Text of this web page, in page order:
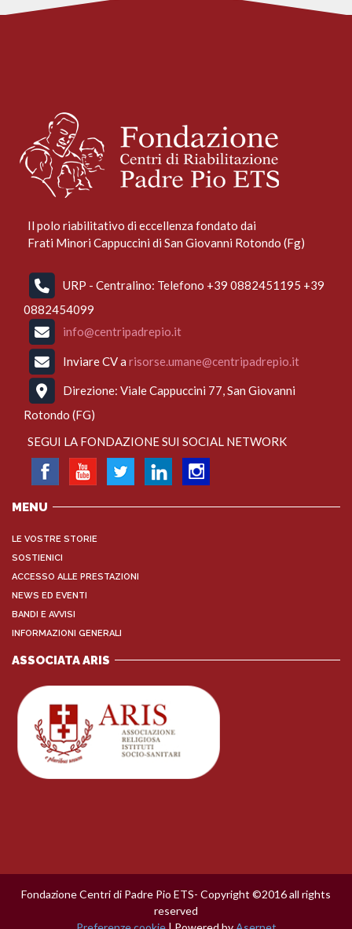
Il polo riabilitativo di eccellenza fondato dai
Frati Minori Cappuccini di San Giovanni Rotondo (Fg)
URP - Centralino: Telefono +39 0882451195 +39
0882454099
info@centripadrepio.it
Inviare CV a risorse.umane@centripadrepio.it
Direzione: Viale Cappuccini 77, San Giovanni
Rotondo (FG)
SEGUI LA FONDAZIONE SUI SOCIAL NETWORK
MENU
LE VOSTRE STORIE
SOSTIENICI
ACCESSO ALLE PRESTAZIONI
NEWS ED EVENTI
BANDI E AVVISI
INFORMAZIONI GENERALI
ASSOCIATA ARIS
Fondazione Centri di Padre Pio ETS- Copyright ©2016 all rights
reserved